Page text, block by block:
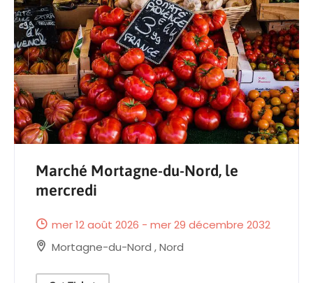
Marché Mortagne-du-Nord, le
mercredi
mer 12 août 2026 - mer 29 décembre 2032
Mortagne-du-Nord ,Nord